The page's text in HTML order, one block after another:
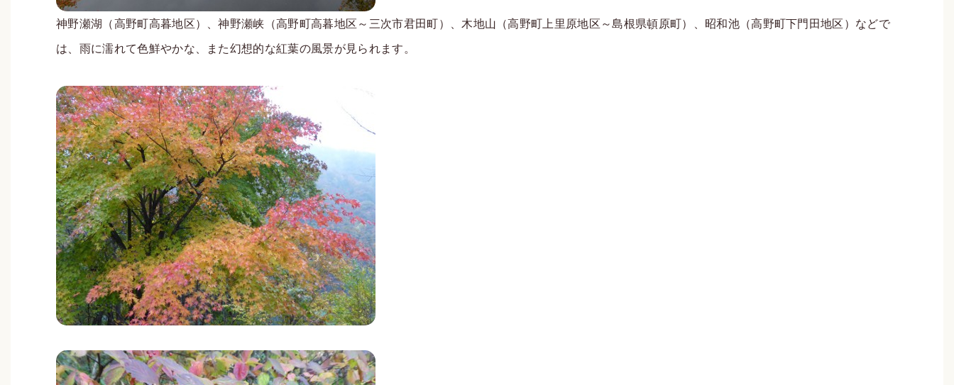
神野瀬湖（高野町高暮地区）、神野瀬峡（高野町高暮地区～三次市君田町）、木地山（高野町上里原地区～島根県頓原町）、昭和池（高野町下門田地区）などで
は、雨に濡れて色鮮やかな、また幻想的な紅葉の風景が見られます。